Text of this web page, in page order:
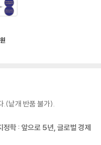
원
.(낱개 반품 불가).
학 : 앞으로 5년, 글로벌 경제